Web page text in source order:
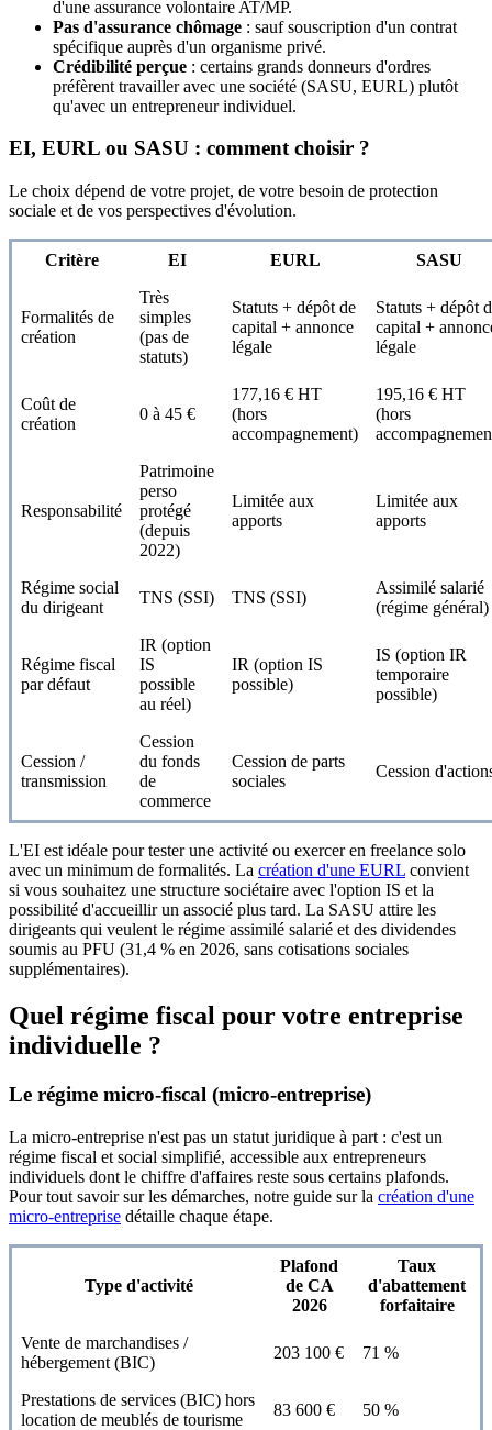
d'une assurance volontaire AT/MP.
Pas d'assurance chômage : sauf souscription d'un contrat
spécifique auprès d'un organisme privé.
Crédibilité perçue : certains grands donneurs d'ordres
préfèrent travailler avec une société (SASU, EURL) plutôt
qu'avec un entrepreneur individuel.
EI, EURL ou SASU : comment choisir ?
Le choix dépend de votre projet, de votre besoin de protection
sociale et de vos perspectives d'évolution.
Critère EI EURL SASU
Formalités de
création
Très
simples
(pas de
statuts)
Statuts + dépôt de
capital + annonce
légale
Statuts + dépôt
capital +
légale
Coût de
création
0 à 45 €
177,16 € HT
(hors
accompagnement)
195,16 € HT
(hors
Responsabilité
Patrimoine
perso
protégé
(depuis
2022)
Limitée aux
apports
Limitée aux
apports
Régime social
du dirigeant
TNS (SSI) TNS (SSI)
Assimilé salarié
(régime général)
Régime fiscal
par défaut
IR (option
IS
possible
au réel)
IR (option IS
possible)
IS (option IR
temporaire
possible)
Cession /
transmission
Cession
du fonds
de
commerce
Cession de parts
sociales
Cession
L'EI est idéale pour tester une activité ou exercer en freelance solo
avec un minimum de formalités. La création d'une EURL convient
si vous souhaitez une structure sociétaire avec l'option IS et la
possibilité d'accueillir un associé plus tard. La SASU attire les
dirigeants qui veulent le régime assimilé salarié et des dividendes
soumis au PFU (31,4 % en 2026, sans cotisations sociales
supplémentaires).
Quel régime fiscal pour votre entreprise
individuelle ?
Le régime micro-fiscal (micro-entreprise)
La micro-entreprise n'est pas un statut juridique à part : c'est un
régime fiscal et social simplifié, accessible aux entrepreneurs
individuels dont le chiffre d'affaires reste sous certains plafonds.
Pour tout savoir sur les démarches, notre guide sur la création d'une
micro-entreprise détaille chaque étape.
Type d'activité
Plafond
de CA
2026
Taux
d'abattement
forfaitaire
Vente de marchandises /
hébergement (BIC)
203 100 € 71 %
Prestations de services (BIC) hors
location de meublés de tourisme
83 600 € 50 %